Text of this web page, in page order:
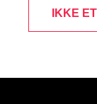
IKKE